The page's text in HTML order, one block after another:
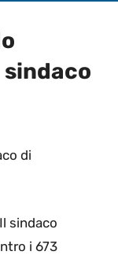
di
sindaco
i 673